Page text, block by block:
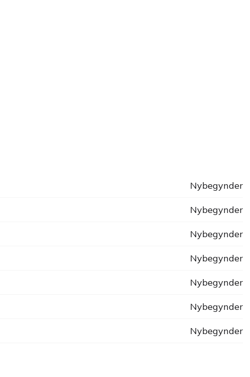
Nybegynder
Nybegynder
Nybegynder
Nybegynder
Nybegynder
Nybegynder
Nybegynder